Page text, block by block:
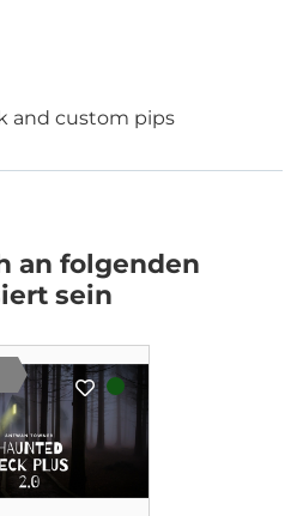
and custom pips
an folgenden
sein